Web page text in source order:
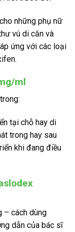
những phụ nữ
vú di căn và
ứng với các loại
ml
tại chỗ hay di
trong hay sau
khi đang điều
– cách dùng
dẫn của bác sĩ